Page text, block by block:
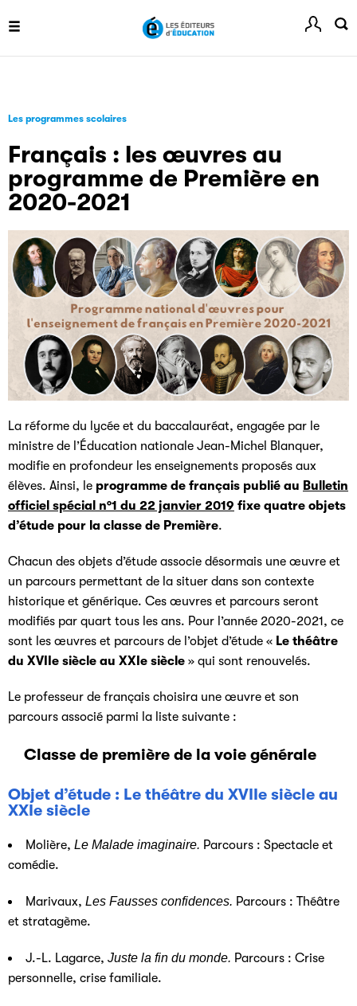
Les programmes scolaires
Français : les œuvres au
programme de Première en
2020-2021
La réforme du lycée et du baccalauréat, engagée par le
ministre de l’Éducation nationale Jean-Michel Blanquer,
modifie en profondeur les enseignements proposés aux
élèves. Ainsi, le programme de français publié au Bulletin
officiel spécial n°1 du 22 janvier 2019 fixe quatre objets
d’étude pour la classe de Première.
Chacun des objets d’étude associe désormais une œuvre et
un parcours permettant de la situer dans son contexte
historique et générique. Ces œuvres et parcours seront
modifiés par quart tous les ans. Pour l’année 2020-2021, ce
sont les œuvres et parcours de l’objet d’étude « Le théâtre
du XVIIe siècle au XXIe siècle » qui sont renouvelés.
Le professeur de français choisira une œuvre et son
parcours associé parmi la liste suivante :
Classe de première de la voie générale
Objet d’étude : Le théâtre du XVIIe siècle au
XXIe siècle
Molière, Le Malade imaginaire. Parcours : Spectacle et
comédie.
Marivaux, Les Fausses confidences. Parcours : Théâtre
et stratagème.
J.-L. Lagarce, Juste la fin du monde. Parcours : Crise
personnelle, crise familiale.